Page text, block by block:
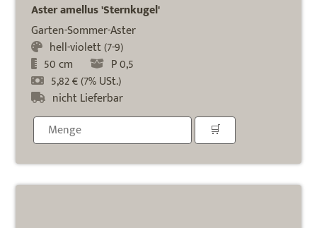
Aster amellus 'Sternkugel'
Garten-Sommer-Aster
hell-violett (7-9)
50 cm
P 0,5
5,82 € (7% USt.)
nicht Lieferbar